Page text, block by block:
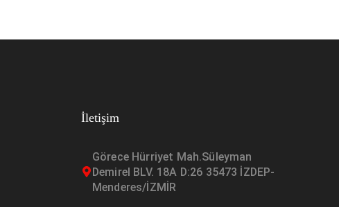
İletişim
Görece Hürriyet Mah.Süleyman
Demirel BLV. 18A D:26 35473 İZDEP-
Menderes/İZMİR